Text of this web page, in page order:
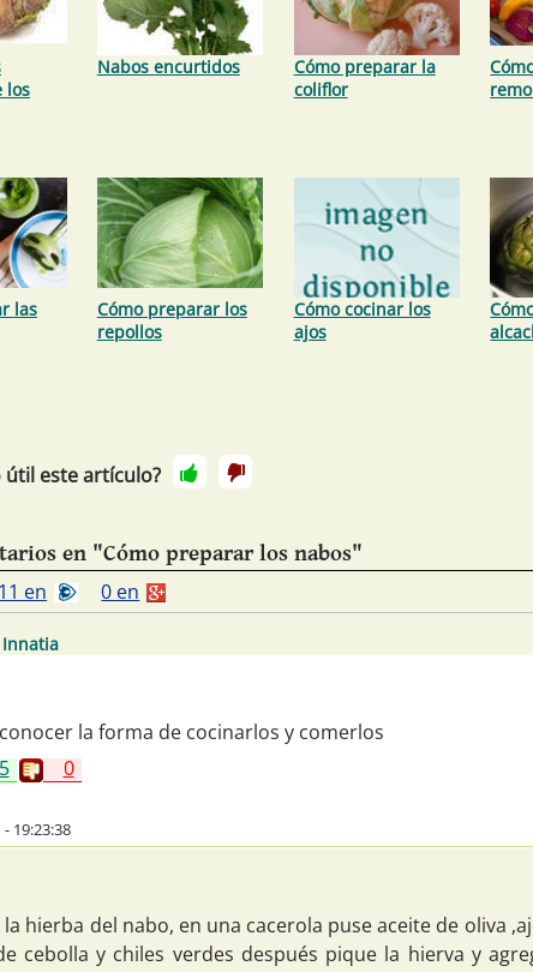
los
Nabos encurtidos
Cómo preparar la
coliflor
las
Cómo preparar los
repollos
Cómo cocinar los
ajos
útil este artículo?
en "Cómo preparar los nabos"
11 en 0 en
la forma de cocinarlos y comerlos
0
19:23:38
hierba del nabo, en una cacerola puse aceite de oliva
cebolla y chiles verdes después pique la hierva y